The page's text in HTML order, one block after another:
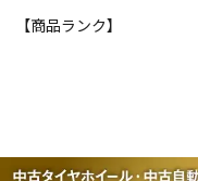
【商品ランク】